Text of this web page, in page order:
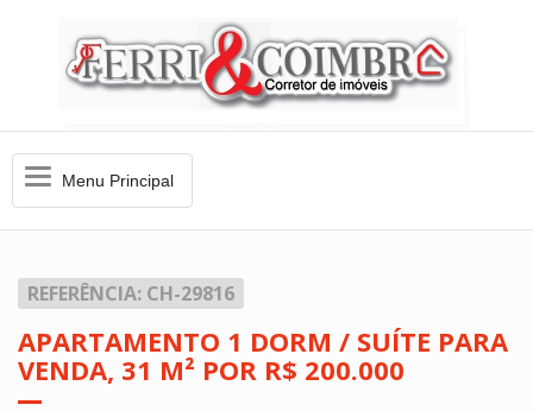
MenuMenu Principal
REFERÊNCIA: CH-29816
APARTAMENTO 1 DORM / SUÍTE PARA
VENDA, 31 M² POR R$ 200.000